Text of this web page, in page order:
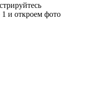
и откроем фото